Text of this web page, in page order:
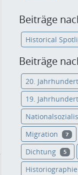
Beiträge
Historical
Beiträge
20. Jahrhundert
19. Jahrhundert
Migration 7
Dichtung 5
Historiographie